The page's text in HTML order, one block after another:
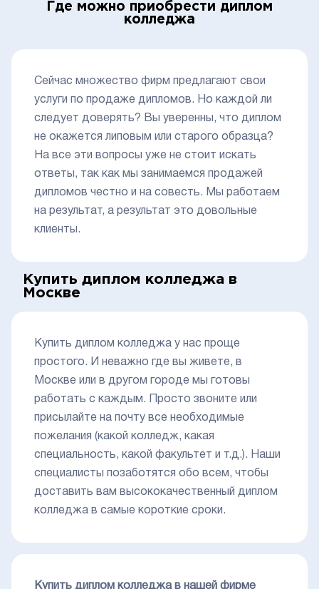
Где можно приобрести диплом
колледжа
Сейчас множество фирм предлагают свои
услуги по продаже дипломов. Но каждой ли
следует доверять? Вы уверенны, что диплом
не окажется липовым или старого образца?
На все эти вопросы уже не стоит искать
ответы, так как мы занимаемся продажей
дипломов честно и на совесть. Мы работаем
на результат, а результат это довольные
клиенты.
Купить диплом колледжа в
Москве
Купить диплом колледжа у нас проще
простого. И неважно где вы живете, в
Москве или в другом городе мы готовы
работать с каждым. Просто звоните или
присылайте на почту все необходимые
пожелания (какой колледж, какая
специальность, какой факультет и т.д.). Наши
специалисты позаботятся обо всем, чтобы
доставить вам высококачественный диплом
колледжа в самые короткие сроки.
Купить диплом колледжа в нашей фирме